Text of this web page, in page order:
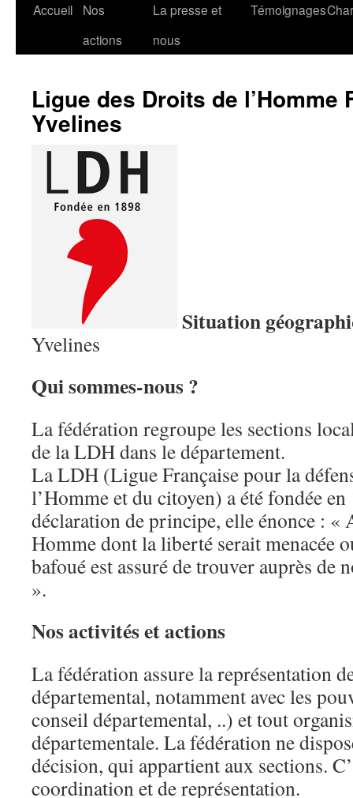
Accueil
Nos
actions
La presse et
nous
Témoignages
Ligue des Droits de l’Homme
Yvelines
Situation
Yvelines
Qui sommes-nous ?
La fédération regroupe les sections
de la LDH dans le département.
La LDH (Ligue Française pour la
l’Homme et du citoyen) a été fondée en
déclaration de principe, elle énonce : «
Homme dont la liberté serait menacée
bafoué est assuré de trouver auprès de
».
Nos activités et actions
La fédération assure la représentation
départemental, notamment avec les
conseil départemental, ..) et tout
départementale. La fédération ne
décision, qui appartient aux sections.
coordination et de représentation.